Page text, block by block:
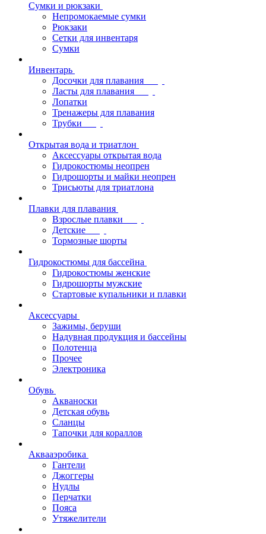
Сумки и рюкзаки
Непромокаемые сумки
Рюкзаки
Сетки для инвентаря
Сумки
Инвентарь
Досочки для плавания
Ласты для плавания
Лопатки
Тренажеры для плавания
Трубки
Открытая вода и триатлон
Аксессуары открытая вода
Гидрокостюмы неопрен
Гидрошорты и майки неопрен
Трисьюты для триатлона
Плавки для плавания
Взрослые плавки
Детские
Тормозные шорты
Гидрокостюмы для бассейна
Гидрокостюмы женские
Гидрошорты мужские
Стартовые купальники и плавки
Аксессуары
Зажимы, беруши
Надувная продукция и бассейны
Полотенца
Прочее
Электроника
Обувь
Акваноски
Детская обувь
Сланцы
Тапочки для кораллов
Аквааэробика
Гантели
Джоггеры
Нудлы
Перчатки
Пояса
Утяжелители